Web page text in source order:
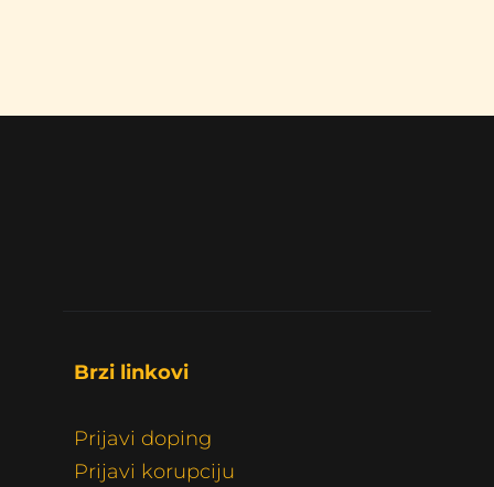
Brzi linkovi
Prijavi doping
Prijavi korupciju